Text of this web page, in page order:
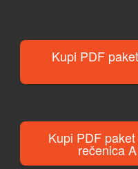
Kupi PDF
Kupi PDF
rečenica